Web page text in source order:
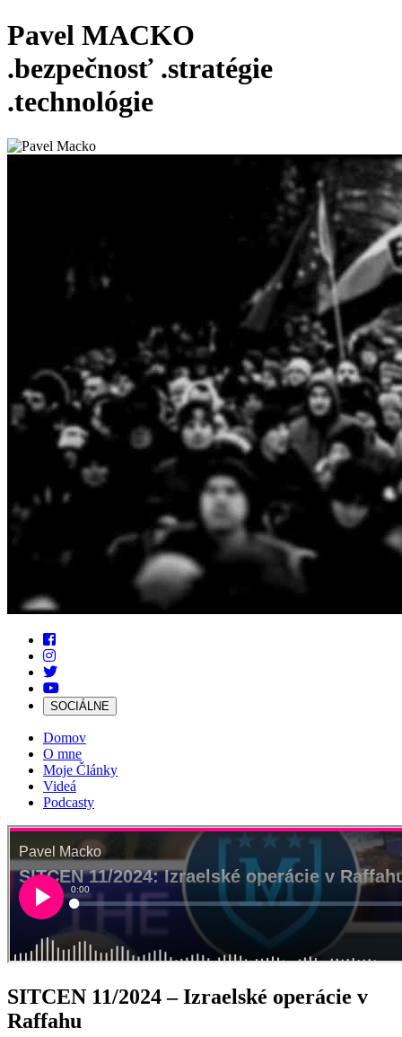
Pavel MACKO
.bezpečnosť .stratégie
.technológie
SOCIÁLNE
Domov
O mne
Moje Články
Videá
Podcasty
SITCEN 11/2024 – Izraelské operácie v
Raffahu